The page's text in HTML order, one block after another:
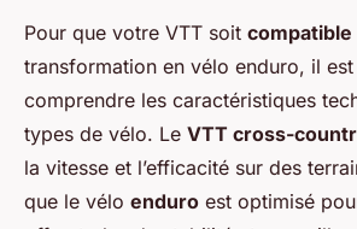
Pour que votre VTT soit compatible
transformation en vélo enduro, il
comprendre les caractéristiques
types de vélo. Le VTT cross-
la vitesse et l’efficacité sur des
que le vélo enduro est optimisé